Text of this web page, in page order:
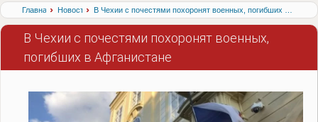
Главная› Новости›
В Чехии с почестями похоронят военных,
погибших в Афганистане